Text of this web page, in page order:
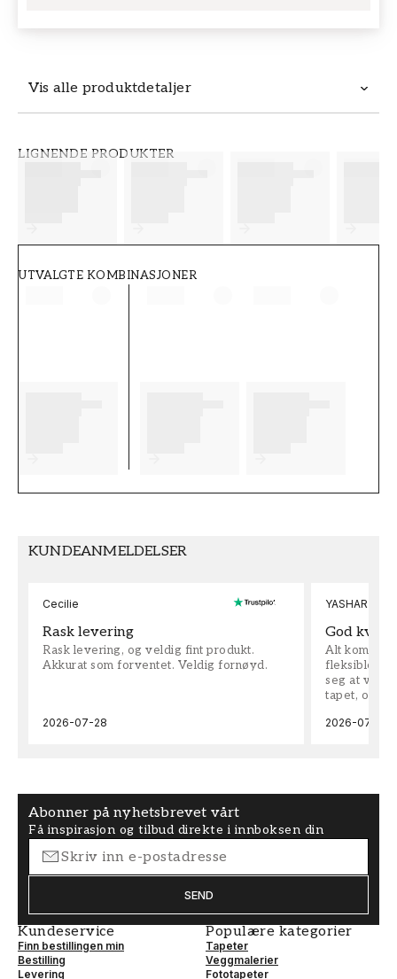
Vis alle produktdetaljer
LIGNENDE PRODUKTER
UTVALGTE KOMBINASJONER
KUNDEANMELDELSER
Cecilie
Rask levering
Rask levering, og veldig fint produkt.
Akkurat som forventet. Veldig fornøyd.
2026-07-28
YASHAR
God
Alt kom
fleksible på
seg at vi
tapet, og
2026-07-04
Abonner på nyhetsbrevet vårt
Få inspirasjon og tilbud direkte i innboksen din
SEND
Kundeservice
Finn bestillingen min
Bestilling
Levering
Populære kategorier
Tapeter
Veggmalerier
Fototapeter